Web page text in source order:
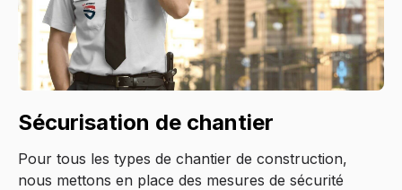
Sécurisation de chantier
Pour tous les types de chantier de construction,
nous mettons en place des mesures de sécurité